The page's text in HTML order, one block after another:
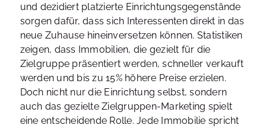
und dezidiert platzierte Einrichtungsgegenstände
sorgen dafür, dass sich Interessenten direkt in das
neue Zuhause hineinversetzen können. Statistiken
zeigen, dass Immobilien, die gezielt für die
Zielgruppe präsentiert werden, schneller verkauft
werden und bis zu 15% höhere Preise erzielen.
Doch nicht nur die Einrichtung selbst, sondern
auch das gezielte Zielgruppen-Marketing spielt
eine entscheidende Rolle. Jede Immobilie spricht